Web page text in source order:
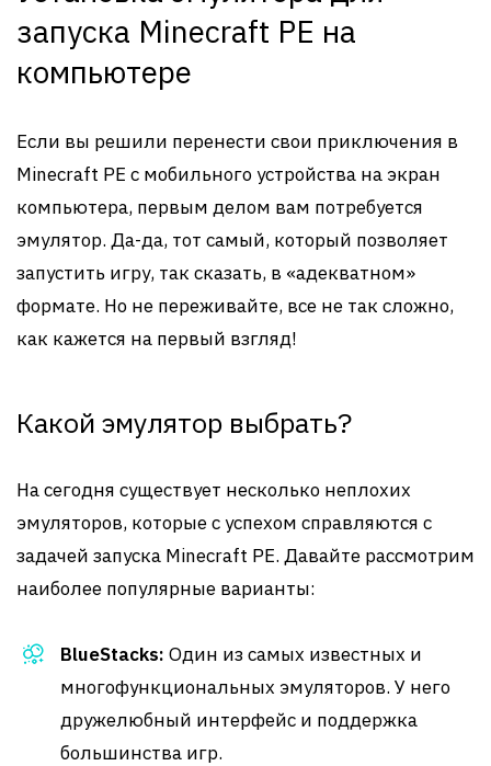
запуска Minecraft PE на
компьютере
Если вы решили перенести свои приключения в
Minecraft PE с мобильного устройства на экран
компьютера, первым делом вам потребуется
эмулятор. Да-да, тот самый, который позволяет
запустить игру, так сказать, в «адекватном»
формате. Но не переживайте, все не так сложно,
как кажется на первый взгляд!
Какой эмулятор выбрать?
На сегодня существует несколько неплохих
эмуляторов, которые с успехом справляются с
задачей запуска Minecraft PE. Давайте рассмотрим
наиболее популярные варианты:
BlueStacks: Один из самых известных и
многофункциональных эмуляторов. У него
дружелюбный интерфейс и поддержка
большинства игр.